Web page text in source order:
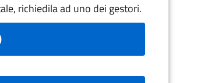
richiedila ad uno dei gestori.